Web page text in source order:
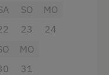
SO
23
MO
24
MO
31